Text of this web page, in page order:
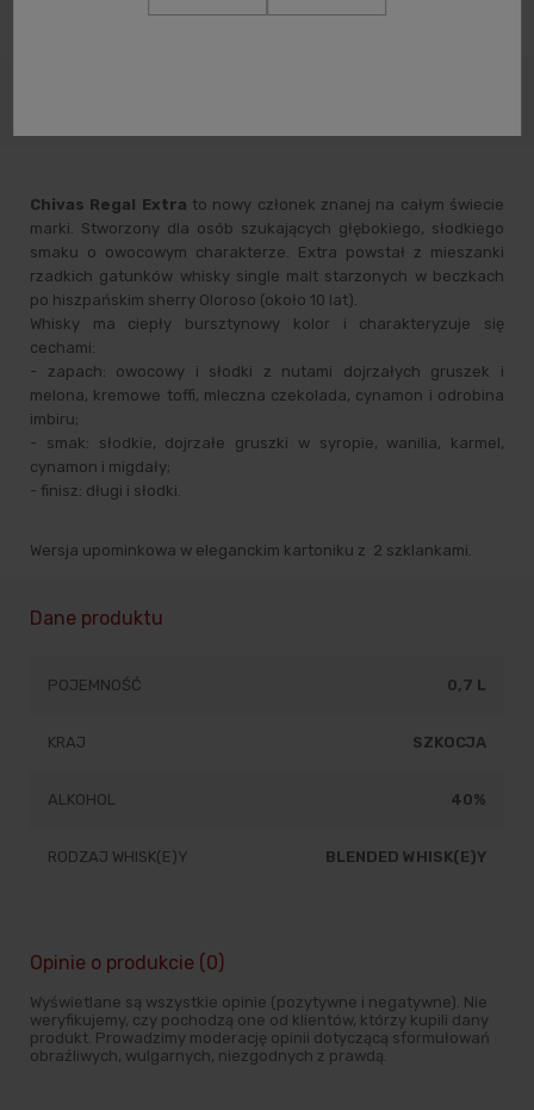
Chivas Regal Extra to nowy członek znanej na całym świecie
marki. Stworzony dla osób szukających głębokiego, słodkiego
smaku o owocowym charakterze. Extra powstał z mieszanki
rzadkich gatunków whisky single malt starzonych w beczkach
po hiszpańskim sherry Oloroso (około 10 lat).
Whisky ma ciepły bursztynowy kolor i charakteryzuje się
cechami:
- zapach: owocowy i słodki z nutami dojrzałych gruszek i
melona, kremowe toffi, mleczna czekolada, cynamon i odrobina
imbiru;
- smak: słodkie, dojrzałe gruszki w syropie, wanilia, karmel,
cynamon i migdały;
- finisz: długi i słodki.
Wersja upominkowa w eleganckim kartoniku z 2 szklankami.
Dane produktu
POJEMNOŚĆ 0,7 L
KRAJ SZKOCJA
ALKOHOL 40%
RODZAJ WHISK(E)Y BLENDED WHISK(E)Y
Opinie o produkcie (0)
Wyświetlane są wszystkie opinie (pozytywne i negatywne). Nie
weryfikujemy, czy pochodzą one od klientów, którzy kupili dany
produkt. Prowadzimy moderację opinii dotyczącą sformułowań
obraźliwych, wulgarnych, niezgodnych z prawdą.